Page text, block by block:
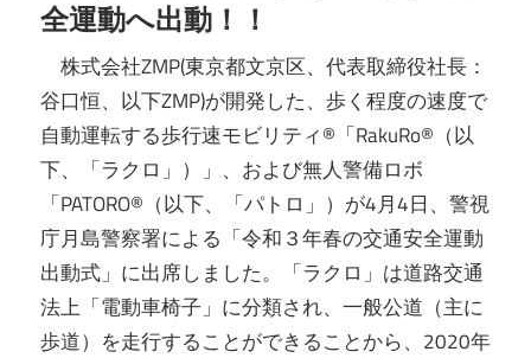
全運動へ出動！！
株式会社ZMP(東京都文京区、代表取締役社長：
谷口恒、以下ZMP)が開発した、歩く程度の速度で
自動運転する歩行速モビリティ®「RakuRo®（以
下、「ラクロ」）」、および無人警備ロボ
「PATORO®（以下、「パトロ」）が4月4日、警視
庁月島警察署による「令和３年春の交通安全運動
出動式」に出席しました。「ラクロ」は道路交通
法上「電動車椅子」に分類され、一般公道（主に
歩道）を走行することができることから、2020年